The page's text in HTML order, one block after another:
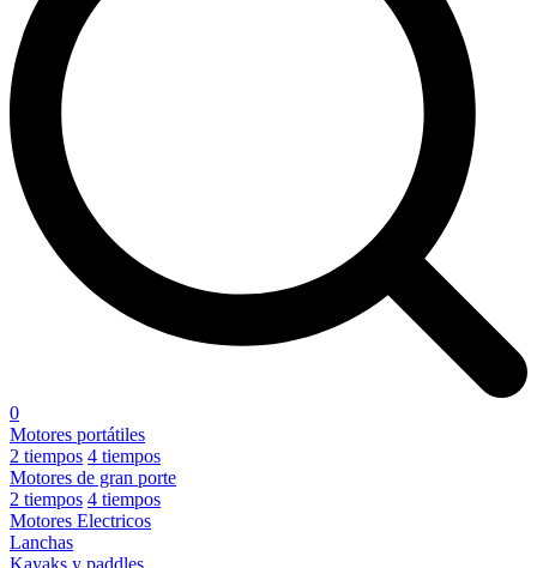
0
Motores portátiles
2 tiempos 4 tiempos
Motores de gran porte
2 tiempos 4 tiempos
Motores Electricos
Lanchas
Kayaks y paddles